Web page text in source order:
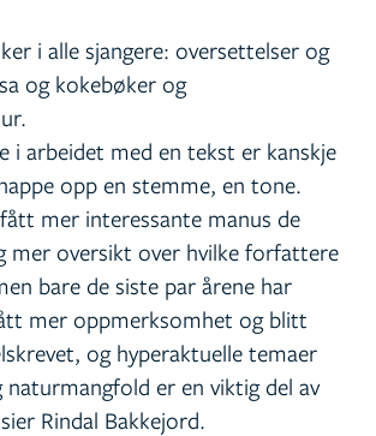
i alle sjangere: oversettelser og
og kokebøker og
i arbeidet med en tekst er kanskje
opp en stemme, en tone.
mer interessante manus de
mer oversikt over hvilke forfattere
bare de siste par årene har
mer oppmerksomhet og blitt
og hyperaktuelle temaer
er en viktig del av
Rindal Bakkejord.